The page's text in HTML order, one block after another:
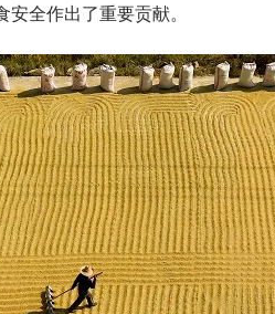
全作出了重要贡献。